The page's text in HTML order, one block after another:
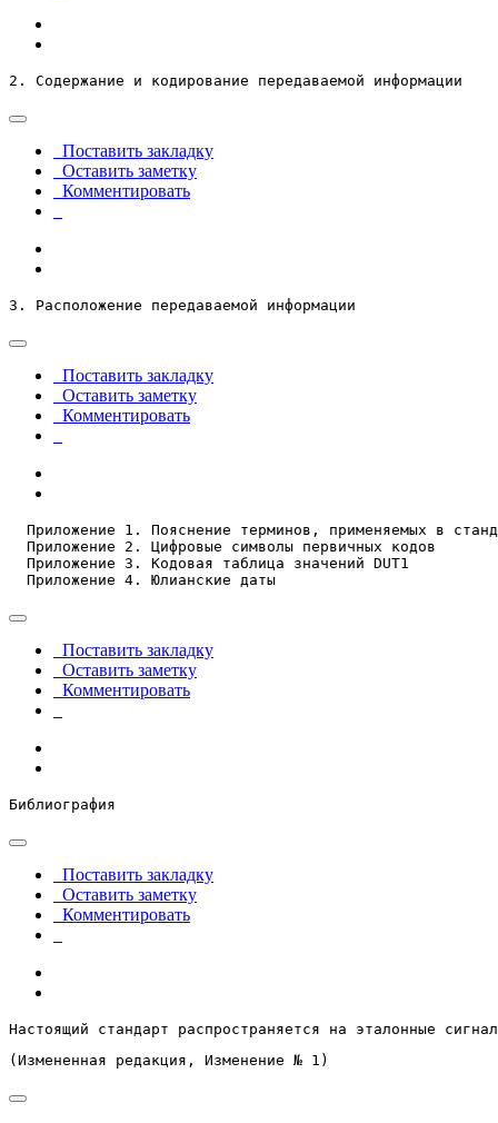
2. Содержание и кодирование передаваемой информации
Поставить закладку
Оставить заметку
Комментировать
3. Расположение передаваемой информации
Поставить закладку
Оставить заметку
Комментировать
Приложение 1. Пояснение терминов, применяемых в
  Приложение 2. Цифровые символы первичных кодов
  Приложение 3. Кодовая таблица значений DUT1
  Приложение 4. Юлианские даты
Поставить закладку
Оставить заметку
Комментировать
Библиография
Поставить закладку
Оставить заметку
Комментировать
Настоящий стандарт распространяется на эталонные
(Измененная редакция, Изменение № 1)